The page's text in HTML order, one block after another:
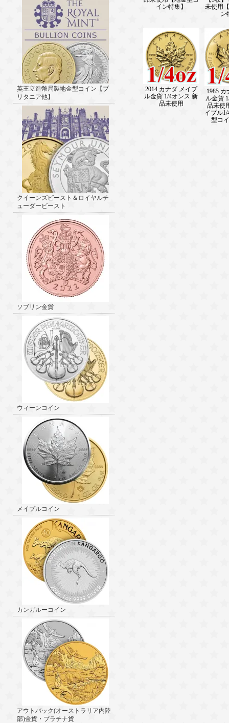
英王立造幣局製地金型コイン【ブ
リタニア他】
クイーンズビースト＆ロイヤルチ
ューダービースト
ソブリン金貨
ウィーンコイン
メイプルコイン
カンガルーコイン
アウトバック(オーストラリア内陸
部)金貨・プラチナ貨
イン特集】
未使用
ン
2014 カナダ メイプ
ル金貨 1/4オンス 新
品未使用
1985
ル金貨
品未使
イプル
型コ